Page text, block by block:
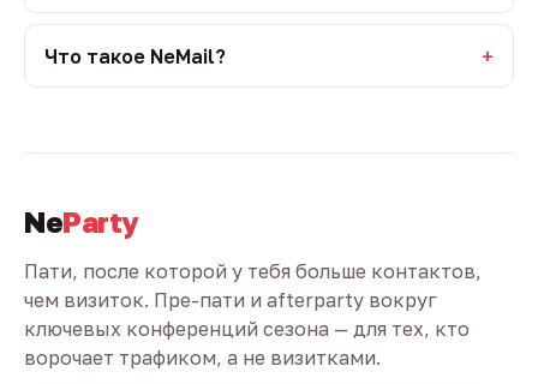
Что такое NeMail?
NeParty
Пати, после которой у тебя больше контактов,
чем визиток. Пре-пати и afterparty вокруг
ключевых конференций сезона — для тех, кто
ворочает трафиком, а не визитками.